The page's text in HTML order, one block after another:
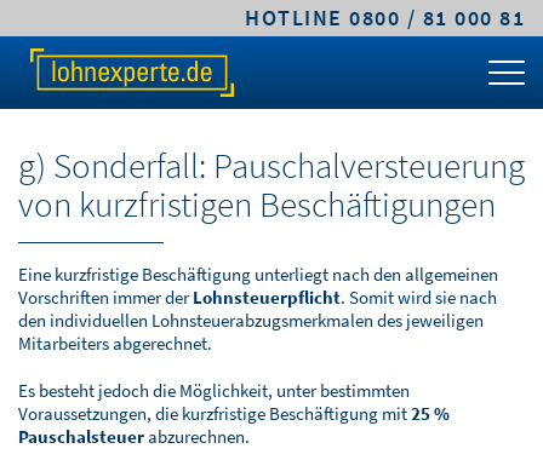
HOTLINE 0800 / 81 000 81
g) Sonderfall: Pauschalversteuerung
von kurzfristigen Beschäftigungen
Eine kurzfristige Beschäftigung unterliegt nach den allgemeinen
Vorschriften immer derLohnsteuerpflicht. Somit wird sie nach
den individuellen Lohnsteuerabzugsmerkmalen des jeweiligen
Mitarbeiters abgerechnet.
Es besteht jedoch die Möglichkeit, unter bestimmten
Voraussetzungen, die kurzfristige Beschäftigung mit25 %
Pauschalsteuerabzurechnen.
TARIFE & LÖSUNGEN
PREIS-RECHNER
TARIFVERGLEICH
KLEINE UND MITTLERE UNTERNEHMEN
MITTELSTANDS- UND
GROSSUNTERNEHMEN
ÖFFENTLICHER DIENST / VERWALTUNG
STEUERBERATER & KANZLEIEN
KLEINE UND MITTLERE UNTERNEHMEN
CLASSIC.LOHN
COMFORT.LOHN
COMFORT.BAULOHN
CLOUD.LOHN
MITTELSTANDS- UND GROSSUNTERNEHMEN
PREMIUM.LOHN
PREMIUM.SYSTEM
FACHWISSEN
GEHALTSRECHNER
ARBEITGEBERKOSTEN
PFÄNDUNGSRECHNER
UMLAGEPFLICHT
FRISTENRECHNER
PKW-SACHBEZUG
ÜBER LOHNEXPERTE
LEISTUNGEN
ABLAUF & VORTEILE
SICHERHEIT & VERTRAUEN
DIGITALE LOHNABRECHNUNG
WARUM LOHNEXPERTE.DE?
AGB & TARIFE